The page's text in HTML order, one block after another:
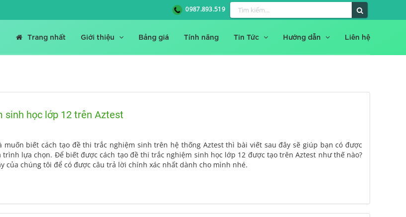
0987.893.519
Trang nhất Giới thiệu Bảng giá Tính năng Tin Tức Hướng dẫn Liên hệ
sinh học lớp 12 trên Aztest
muốn biết cách tạo đề thi trắc nghiệm sinh trên hệ thống Aztest thì bài viết sau đây sẽ giúp bạn có được
lựa chọn. Để biết được cách tạo đề thi trắc nghiệm sinh học lớp 12 được tạo trên Aztest như thế nào?
của chúng tôi để có được câu trả lời chính xác nhất dành cho mình nhé.